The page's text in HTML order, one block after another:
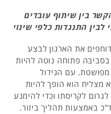
בין שיתוף עובדים
התנגדות כלפי שינוי
את הארגון לבצע
פתוחה נוטה להיות
עם הגידול
מצליח הוא הופך להיות
לקריסתו וכדי להימנע
באמצעות תהליך ביזור.